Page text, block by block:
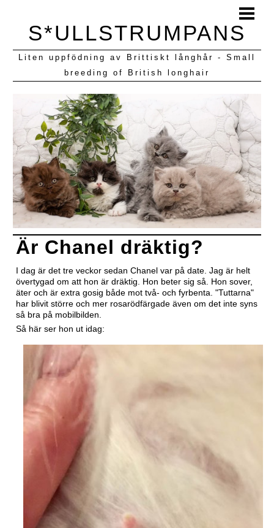
BLOGG
KULLAR VI HAFT
S*ULLSTRUMPANS
Liten uppfödning av Brittiskt långhår - Small
breeding of British longhair
Är Chanel dräktig?
I dag är det tre veckor sedan Chanel var på date. Jag är helt
övertygad om att hon är dräktig. Hon beter sig så. Hon sover,
äter och är extra gosig både mot två- och fyrbenta. "Tuttarna"
har blivit större och mer rosarödfärgade även om det inte syns
så bra på mobilbilden.
Så här ser hon ut idag: